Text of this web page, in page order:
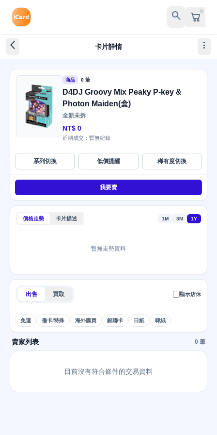
search
arrow_back_ios_new 卡片詳情 more_vert
商品 0 筆
D4DJ Groovy Mix Peaky P-key &
Photon Maiden(盒)
全新未拆
NT$ 0
近期成交：暫無紀錄
系列切換 低價提醒 稀有度切換
我要賣
價格走勢 卡片描述 1M 3M 1Y
暫無走勢資料
出售 買取 顯示店休
免運 傷卡/特殊 海外購買 銀聯卡 日紙 韓紙
賣家列表 0 筆
目前沒有符合條件的交易資料